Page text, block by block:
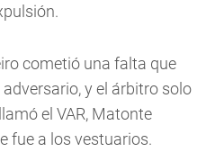
cometió una falta que
y el árbitro solo
el VAR, Matonte
fue a los vestuarios.